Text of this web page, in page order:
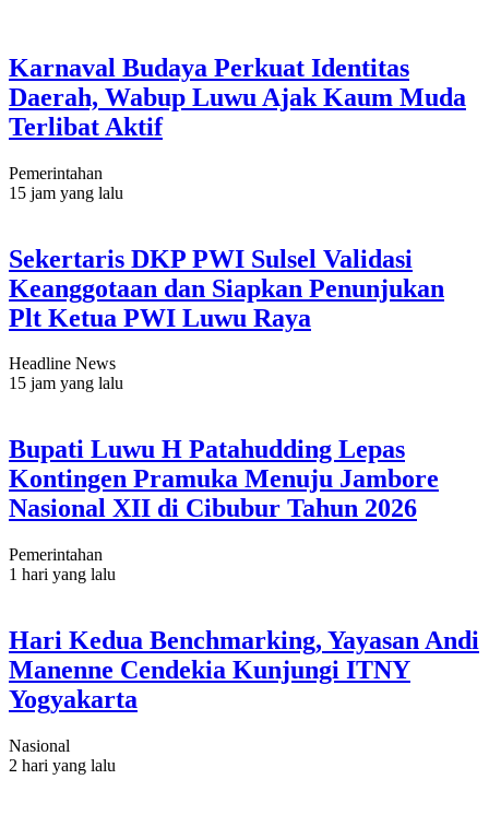
Karnaval Budaya Perkuat Identitas
Daerah, Wabup Luwu Ajak Kaum Muda
Terlibat Aktif
Pemerintahan
15 jam yang lalu
Sekertaris DKP PWI Sulsel Validasi
Keanggotaan dan Siapkan Penunjukan
Plt Ketua PWI Luwu Raya
Headline News
15 jam yang lalu
Bupati Luwu H Patahudding Lepas
Kontingen Pramuka Menuju Jambore
Nasional XII di Cibubur Tahun 2026
Pemerintahan
1 hari yang lalu
Hari Kedua Benchmarking, Yayasan Andi
Manenne Cendekia Kunjungi ITNY
Yogyakarta
Nasional
2 hari yang lalu